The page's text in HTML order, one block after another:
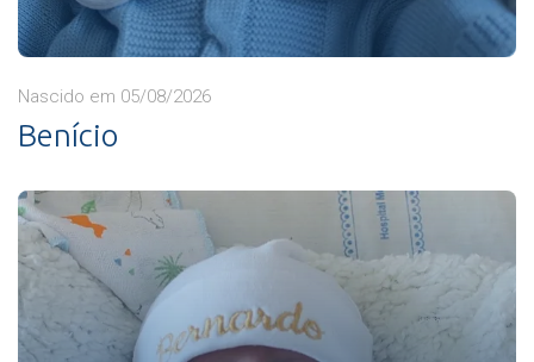
Nascido em 05/08/2026
Benício